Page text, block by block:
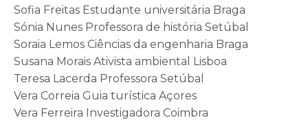
Sofia Freitas Estudante universitária Braga
Sónia Nunes Professora de história Setúbal
Soraia Lemos Ciências da engenharia Braga
Susana Morais Ativista ambiental Lisboa
Teresa Lacerda Professora Setúbal
Vera Correia Guia turística Açores
Vera Ferreira Investigadora Coimbra